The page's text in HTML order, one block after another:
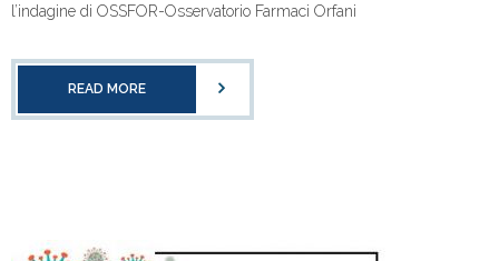
l’indagine di OSSFOR-Osservatorio Farmaci Orfani
READ MORE